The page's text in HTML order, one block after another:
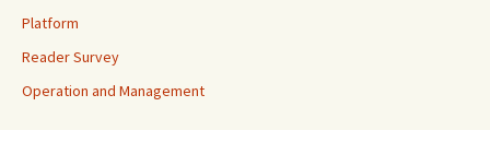
Platform
Reader Survey
Operation and Management